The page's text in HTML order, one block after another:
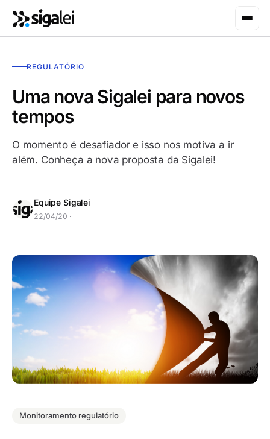
REGULATÓRIO
Uma nova Sigalei para novos
tempos
O momento é desafiador e isso nos motiva a ir
além. Conheça a nova proposta da Sigalei!
Equipe Sigalei
22/04/20 ·
Monitoramento regulatório